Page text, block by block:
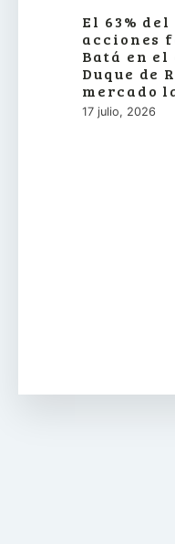
El 63%
acciones
Batá en
Duque de
mercado
17 julio, 2026